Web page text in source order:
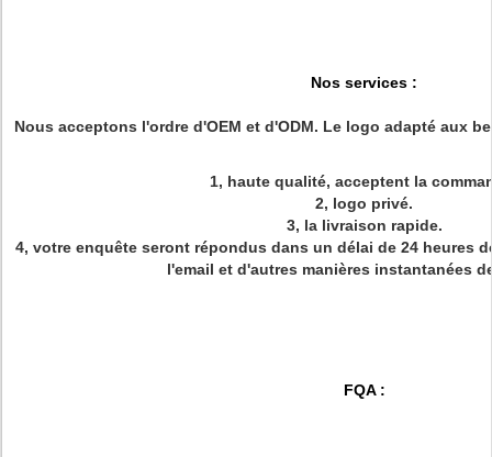
Nos services :
Nous acceptons l'ordre d'OEM et d'ODM. Le logo adapté aux
1, haute qualité, acceptent la
2, logo privé.
3, la livraison rapide.
4, votre enquête seront répondus dans un délai de 24 heures
l'email et d'autres manières instantanées
FQA :